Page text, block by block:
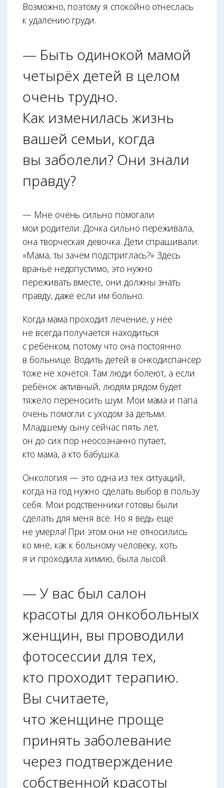
Возможно, поэтому я спокойно отнеслась
к удалению груди.
— Быть одинокой мамой
четырёх детей в целом
очень трудно.
Как изменилась жизнь
вашей семьи, когда
вы заболели? Они знали
правду?
— Мне очень сильно помогали
мои родители. Дочка сильно переживала,
она творческая девочка. Дети спрашивали:
«Мама, ты зачем подстриглась?» Здесь
враньё недопустимо, это нужно
переживать вместе, они должны знать
правду, даже если им больно.
Когда мама проходит лечение, у неё
не всегда получается находиться
с ребёнком, потому что она постоянно
в больнице. Водить детей в онкодиспансер
тоже не хочется. Там люди болеют, а если
ребёнок активный, людям рядом будет
тяжело переносить шум. Мои мама и папа
очень помогли с уходом за детьми.
Младшему сыну сейчас пять лет,
он до сих пор неосознанно путает,
кто мама, а кто бабушка.
Онкология — это одна из тех ситуаций,
когда на год нужно сделать выбор в пользу
себя. Мои родственники готовы были
сделать для меня всё. Но я ведь ещё
не умерла! При этом они не относились
ко мне, как к больному человеку, хоть
я и проходила химию, была лысой.
— У вас был салон
красоты для онкобольных
женщин, вы проводили
фотосессии для тех,
кто проходит терапию.
Вы считаете,
что женщине проще
принять заболевание
через подтверждение
собственной красоты